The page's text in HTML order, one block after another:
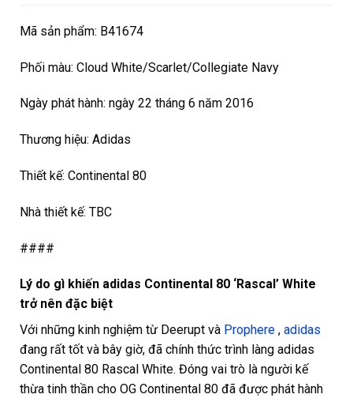
Mã sản phẩm: B41674
Phối màu: Cloud White/Scarlet/Collegiate Navy
Ngày phát hành: ngày 22 tháng 6 năm 2016
Thương hiệu: Adidas
Thiết kế: Continental 80
Nhà thiết kế: TBC
####
Lý do gì khiến adidas Continental 80 ‘Rascal’ White
trở nên đặc biệt
Với những kinh nghiệm từ Deerupt và Prophere , adidas
đang rất tốt và bây giờ, đã chính thức trình làng adidas
Continental 80 Rascal White. Đóng vai trò là người kế
thừa tinh thần cho OG Continental 80 đã được phát hành